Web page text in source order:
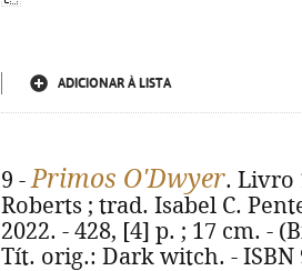
ADICIONAR À LISTA
9 -Primos O'Dwyer. Livro
Roberts ; trad. Isabel C.
2022. - 428, [4] p. ; 17 cm. -
Tít. orig.: Dark witch. - ISBN